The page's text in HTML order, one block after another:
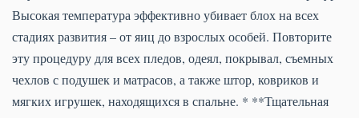
Высокая температура эффективно убивает блох на всех
стадиях развития – от яиц до взрослых особей. Повторите
эту процедуру для всех пледов, одеял, покрывал, съемных
чехлов с подушек и матрасов, а также штор, ковриков и
мягких игрушек, находящихся в спальне. * **Тщательная